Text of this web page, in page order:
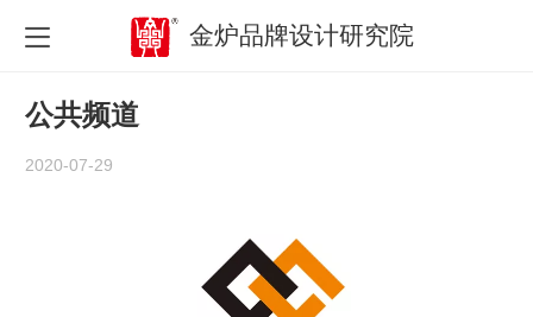
金炉品牌设计研究院
公共频道
2020-07-29